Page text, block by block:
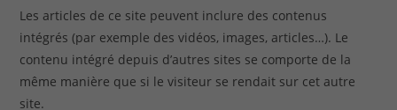
Les articles de ce site peuvent inclure des contenus
intégrés (par exemple des vidéos, images, articles…). Le
contenu intégré depuis d’autres sites se comporte de la
même manière que si le visiteur se rendait sur cet autre
site.